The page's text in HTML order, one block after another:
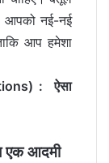
आपको नई-नई
आप हमेशा
: ऐसा
आदमी